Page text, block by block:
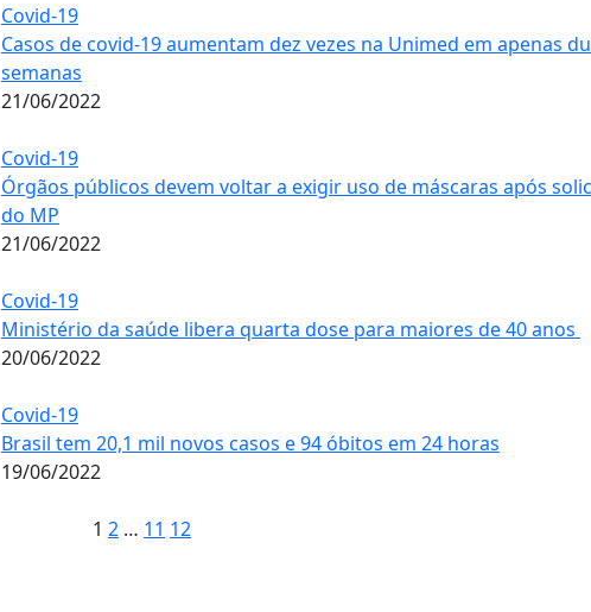
Covid-19
Casos de covid-19 aumentam dez vezes na Unimed em apenas
semanas
21/06/2022
Covid-19
Órgãos públicos devem voltar a exigir uso de máscaras após
do MP
21/06/2022
Covid-19
Ministério da saúde libera quarta dose para maiores de 40 anos
20/06/2022
Covid-19
Brasil tem 20,1 mil novos casos e 94 óbitos em 24 horas
19/06/2022
1 2 … 11 12